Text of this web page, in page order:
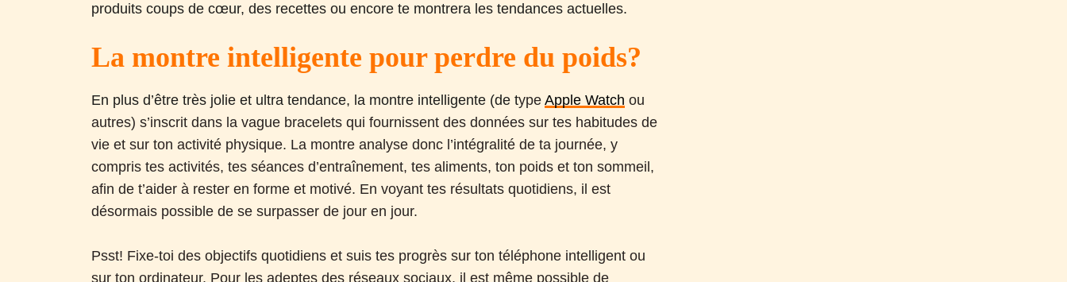
produits coups de cœur, des recettes ou encore te montrera les tendances actuelles.
La montre intelligente pour perdre du poids?
En plus d’être très jolie et ultra tendance, la montre intelligente (de typeApple Watch ou
autres) s’inscrit dans la vague bracelets qui fournissent des données sur tes habitudes de
vie et sur ton activité physique. La montre analyse donc l’intégralité de ta journée, y
compris tes activités, tes séances d’entraînement, tes aliments, ton poids et ton sommeil,
afin de t’aider à rester en forme et motivé. En voyant tes résultats quotidiens, il est
désormais possible de se surpasser de jour en jour.
Psst! Fixe-toi des objectifs quotidiens et suis tes progrès sur ton téléphone intelligent ou
sur ton ordinateur. Pour les adeptes des réseaux sociaux, il est même possible de